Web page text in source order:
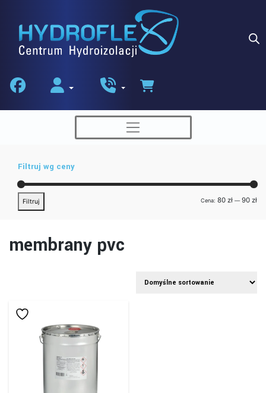
content
Filtruj wg ceny
Filtruj Cena: 80 zł — 90 zł
membrany pvc